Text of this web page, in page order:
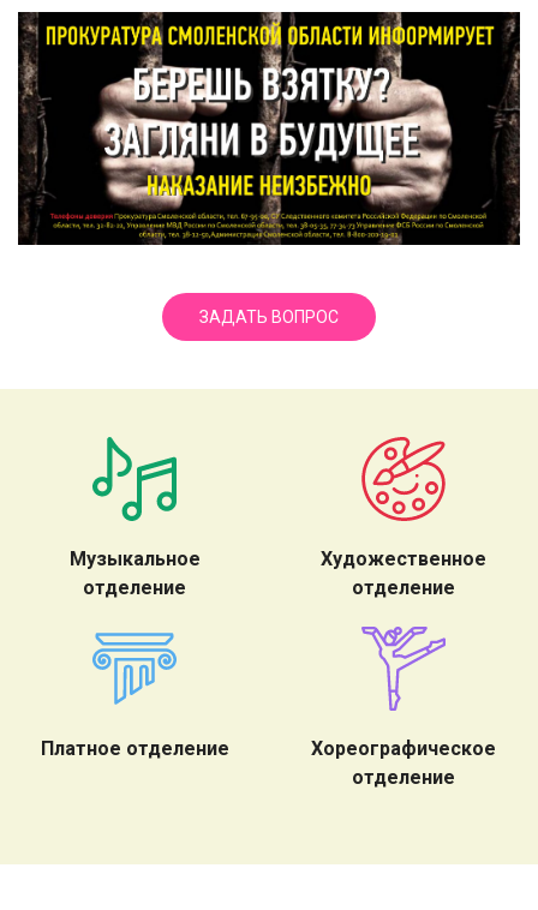
ЗАДАТЬ ВОПРОС
Музыкальное
отделение
Художественное
отделение
Платное отделение
Хореографическое
отделение